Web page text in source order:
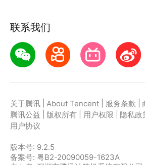
联系我们
关于腾讯 About Tencent 服务条款
腾讯公益
版权所有 用户权限 隐私政
用户协议
版本号: 9.2.5
备案号: 粤B2-20090059-1623A